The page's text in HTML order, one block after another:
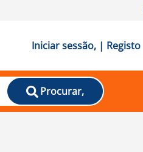
Iniciar sessão, | Registo
Procurar,